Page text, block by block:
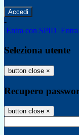
-
Entra con SPID
Seleziona utente
button close ×
Recupero
button close ×